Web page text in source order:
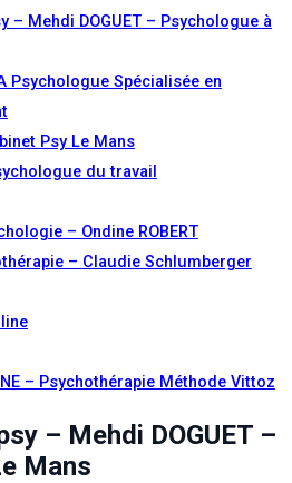
– Mehdi DOGUET – Psychologue à
Psychologue Spécialisée en
Psy Le Mans
du travail
– Ondine ROBERT
– Claudie Schlumberger
– Psychothérapie Méthode Vittoz
– Mehdi DOGUET –
Mans